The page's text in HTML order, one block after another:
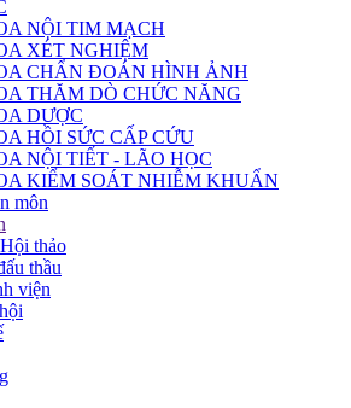
NỘI TIM MẠCH
XÉT NGHIỆM
CHẨN ĐOÁN HÌNH ẢNH
THĂM DÒ CHỨC NĂNG
DƯỢC
HỒI SỨC CẤP CỨU
NỘI TIẾT - LÃO HỌC
KIỂM SOÁT NHIỄM KHUẨN
môn
thảo
thầu
viện